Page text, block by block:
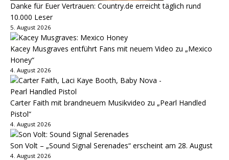
Danke für Euer Vertrauen: Country.de erreicht täglich rund
10.000 Leser
5. August 2026
Kacey Musgraves entführt Fans mit neuem Video zu „Mexico
Honey“
4. August 2026
Carter Faith mit brandneuem Musikvideo zu „Pearl Handled
Pistol“
4. August 2026
Son Volt – „Sound Signal Serenades“ erscheint am 28. August
4. August 2026